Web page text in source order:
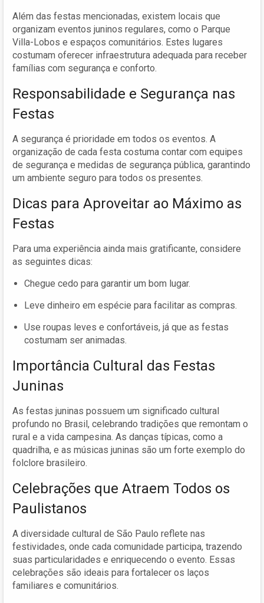
Além das festas mencionadas, existem locais que
organizam eventos juninos regulares, como o Parque
Villa-Lobos e espaços comunitários. Estes lugares
costumam oferecer infraestrutura adequada para receber
famílias com segurança e conforto.
Responsabilidade e Segurança nas
Festas
A segurança é prioridade em todos os eventos. A
organização de cada festa costuma contar com equipes
de segurança e medidas de segurança pública, garantindo
um ambiente seguro para todos os presentes.
Dicas para Aproveitar ao Máximo as
Festas
Para uma experiência ainda mais gratificante, considere
as seguintes dicas:
Chegue cedo para garantir um bom lugar.
Leve dinheiro em espécie para facilitar as compras.
Use roupas leves e confortáveis, já que as festas
costumam ser animadas.
Importância Cultural das Festas
Juninas
As festas juninas possuem um significado cultural
profundo no Brasil, celebrando tradições que remontam o
rural e a vida campesina. As danças típicas, como a
quadrilha, e as músicas juninas são um forte exemplo do
folclore brasileiro.
Celebrações que Atraem Todos os
Paulistanos
A diversidade cultural de São Paulo reflete nas
festividades, onde cada comunidade participa, trazendo
suas particularidades e enriquecendo o evento. Essas
celebrações são ideais para fortalecer os laços
familiares e comunitários.